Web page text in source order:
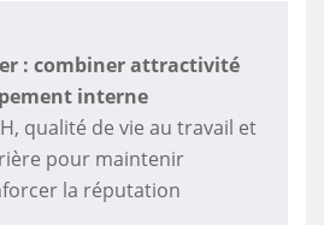
: combiner attractivité
interne
qualité de vie au travail et
pour maintenir
la réputation